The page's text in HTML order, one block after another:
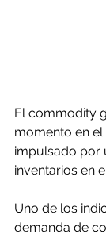
El commodity
momento en
impulsado por
inventarios en
Uno de los
demanda de